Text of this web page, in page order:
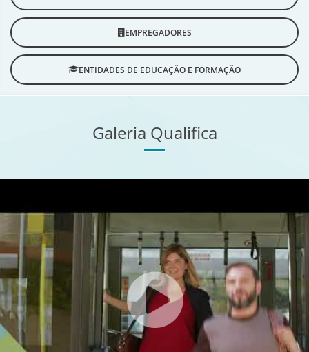
EMPREGADORES
ENTIDADES DE EDUCAÇÃO E FORMAÇÃO
Galeria Qualifica